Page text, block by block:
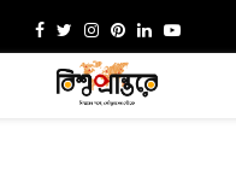
Facebook
TwitterInstagram
Pinterest
LinkedinYoutube